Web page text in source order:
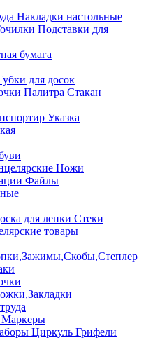
Накладки настольные
Подставки для
бумага
для досок
Палитра Стакан
Указка
Ножи
Файлы
для лепки Стеки
товары
Маркеры
Циркуль Грифели